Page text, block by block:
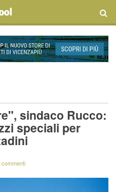
sindaco Rucco:
speciali per
commenti